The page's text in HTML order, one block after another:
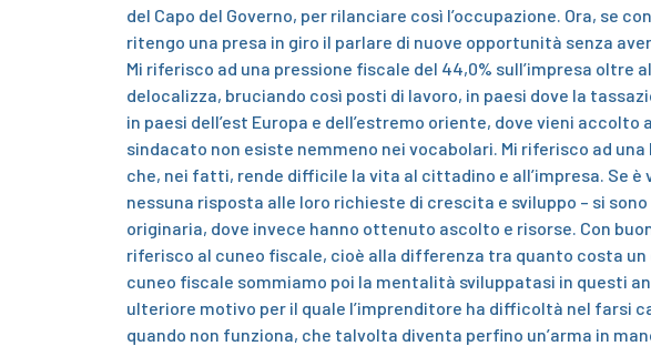
del Capo del Governo, per rilanciare così l’occupazione. Ora, se
ritengo una presa in giro il parlare di nuove opportunità senza
Mi riferisco ad una pressione fiscale del 44,0% sull’impresa
delocalizza, bruciando così posti di lavoro, in paesi dove la
in paesi dell’est Europa e dell’estremo oriente, dove vieni
sindacato non esiste nemmeno nei vocabolari. Mi riferisco ad
che, nei fatti, rende difficile la vita al cittadino e all’impresa. Se
nessuna risposta alle loro richieste di crescita e sviluppo – si
originaria, dove invece hanno ottenuto ascolto e risorse. Con
riferisco al cuneo fiscale, cioè alla differenza tra quanto costa
cuneo fiscale sommiamo poi la mentalità sviluppatasi in questi
ulteriore motivo per il quale l’imprenditore ha difficoltà nel farsi
quando non funziona, che talvolta diventa perfino un’arma in